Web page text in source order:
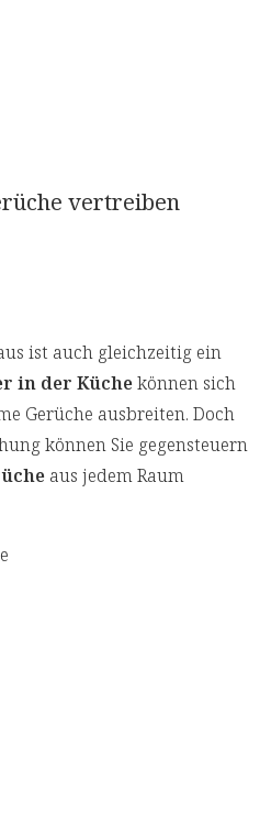
vertreiben
ist auch gleichzeitig ein
in der Küchekönnen sich
Gerüche ausbreiten. Doch
können Sie gegensteuern
aus jedem Raum